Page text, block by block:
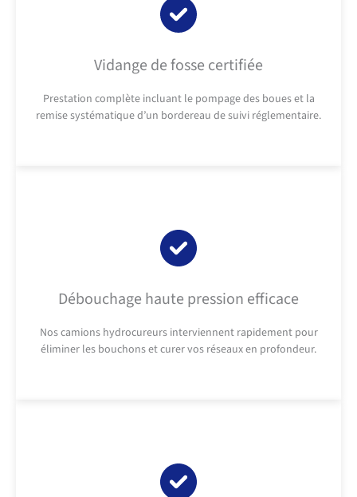
Vidange de fosse certifiée
Prestation complète incluant le pompage des boues et la
remise systématique d’un bordereau de suivi réglementaire.
Débouchage haute pression efficace
Nos camions hydrocureurs interviennent rapidement pour
éliminer les bouchons et curer vos réseaux en profondeur.